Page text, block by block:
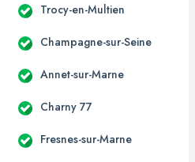
Trocy-en-Multien
Champagne-sur-Seine
Annet-sur-Marne
Charny 77
Fresnes-sur-Marne